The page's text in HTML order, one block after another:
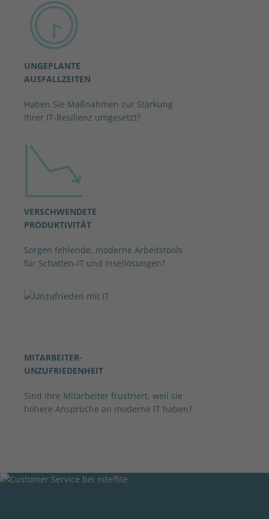
UNGEPLANTE
AUSFALLZEITEN
Haben Sie Maßnahmen zur Stärkung
Ihrer IT-Resilienz umgesetzt?
VERSCHWENDETE
PRODUKTIVITÄT
Sorgen fehlende, moderne Arbeitstools
für Schatten-IT und Insellösungen?
MITARBEITER-
UNZUFRIEDENHEIT
Sind Ihre Mitarbeiter frustriert, weil sie
höhere Ansprüche an moderne IT haben?